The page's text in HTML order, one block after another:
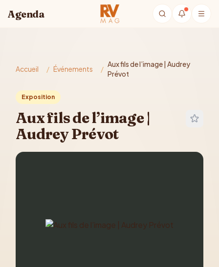
Agenda
Accueil / Événements /
Aux fils de l’image | Audrey
Prévot
Exposition
Aux fils de l’image |
Audrey Prévot